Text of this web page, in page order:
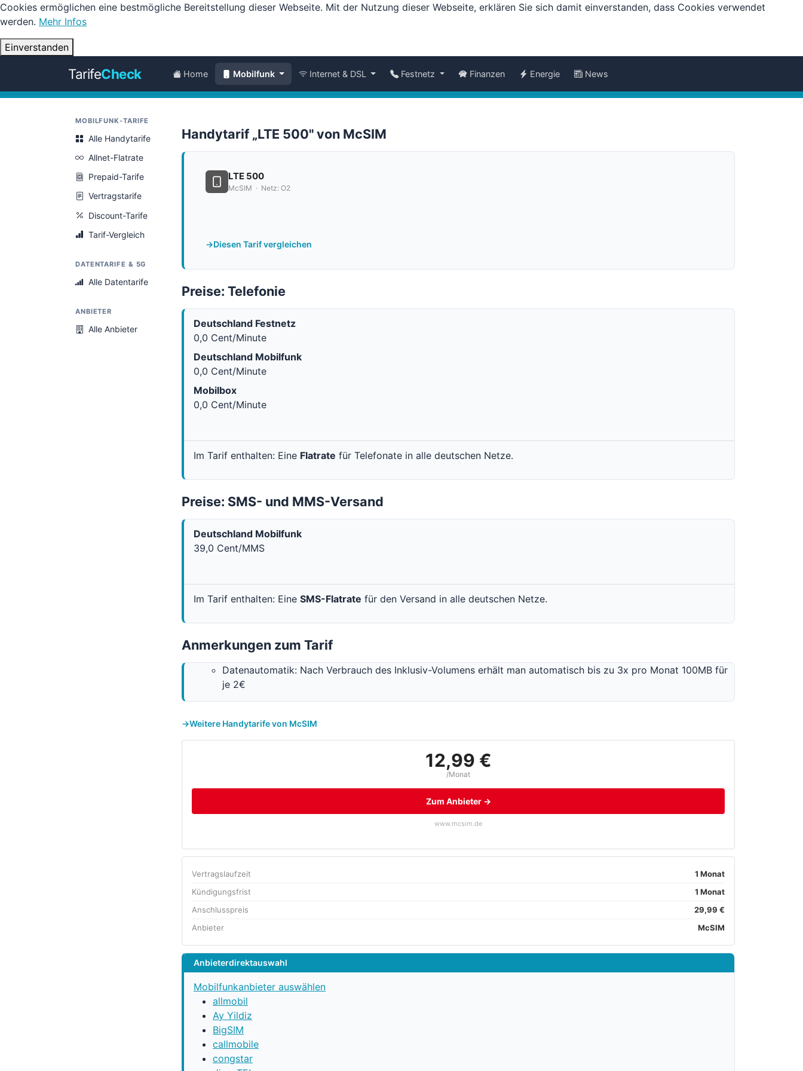
Cookies ermöglichen eine bestmögliche Bereitstellung dieser Webseite. Mit der Nutzung dieser Webseite, erklären Sie sich damit einverstanden, dass Cookies verwendet
werden. Mehr Infos
Einverstanden
TarifeCheck Home Mobilfunk Internet & DSL Festnetz Finanzen Energie News
MOBILFUNK-TARIFE
Alle Handytarife
Allnet-Flatrate
Prepaid-Tarife
Vertragstarife
Discount-Tarife
Tarif-Vergleich
DATENTARIFE & 5G
Alle Datentarife
ANBIETER
Alle Anbieter
Handytarif „LTE 500" von McSIM
LTE 500
McSIM · Netz: O2
Diesen Tarif vergleichen
Preise: Telefonie
Deutschland Festnetz
0,0 Cent/Minute
Deutschland Mobilfunk
0,0 Cent/Minute
Mobilbox
0,0 Cent/Minute
Im Tarif enthalten: Eine Flatrate für Telefonate in alle deutschen Netze.
Preise: SMS- und MMS-Versand
Deutschland Mobilfunk
39,0 Cent/MMS
Im Tarif enthalten: Eine SMS-Flatrate für den Versand in alle deutschen Netze.
Anmerkungen zum Tarif
Datenautomatik: Nach Verbrauch des Inklusiv-Volumens erhält man automatisch bis zu 3x pro Monat 100MB für
je 2€
Weitere Handytarife von McSIM
12,99 €
/Monat
Zum Anbieter →
www.mcsim.de
Vertragslaufzeit
1 Monat
Kündigungsfrist
1 Monat
Anschlusspreis
29,99 €
Anbieter
McSIM
Anbieterdirektauswahl
Mobilfunkanbieter auswählen
allmobil
Ay Yildiz
BigSIM
callmobile
congstar